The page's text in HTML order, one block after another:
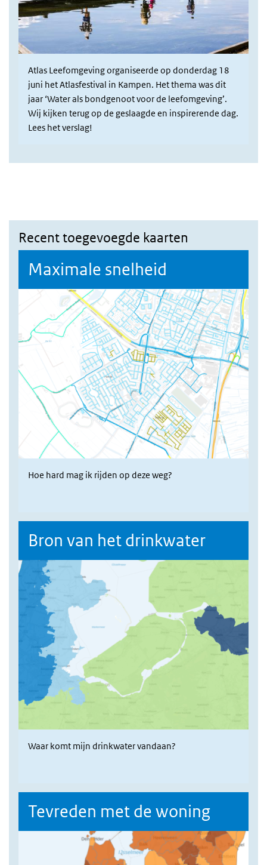
Atlas Leefomgeving organiseerde op donderdag 18
juni het Atlasfestival in Kampen. Het thema was dit
jaar ‘Water als bondgenoot voor de leefomgeving’.
Wij kijken terug op de geslaagde en inspirerende dag.
Lees het verslag!
Recent toegevoegde kaarten
Maximale snelheid
Hoe hard mag ik rijden op deze weg?
Bron van het drinkwater
Waar komt mijn drinkwater vandaan?
Tevreden met de woning